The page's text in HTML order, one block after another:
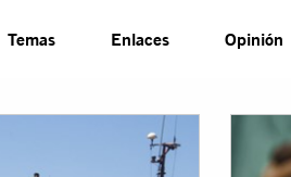
Temas Enlaces Opinión